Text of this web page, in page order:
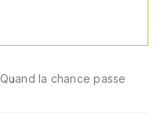
Quand la chance passe